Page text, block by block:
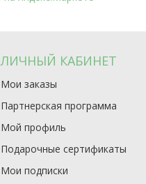
ЛИЧНЫЙ КАБИНЕТ
Мои заказы
Партнерская программа
Мой профиль
Подарочные сертификаты
Мои подписки